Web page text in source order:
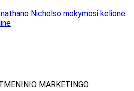
Nicholso mokymosi kelionė
MARKETINGO